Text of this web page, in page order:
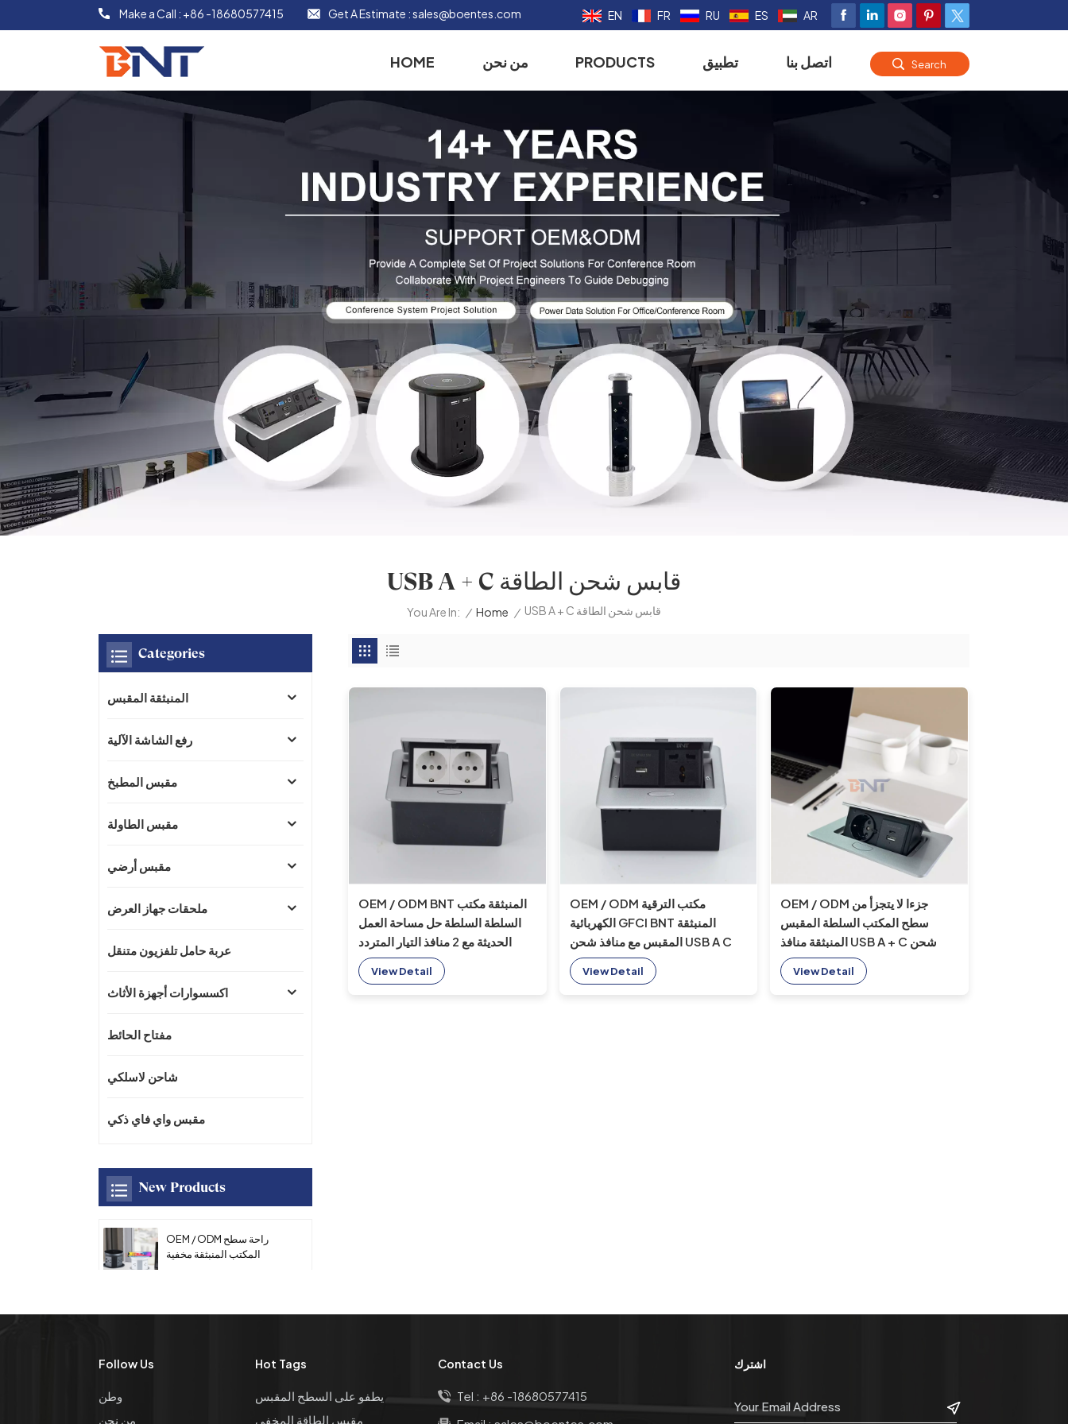
Make a Call : +86 -18680577415 Get A Estimate :sales@boentes.com EN FR RU ES AR
HOME من نحن PRODUCTS تطبيق اتصل بنا Search
USB A + C قابس شحن الطاقة
You Are In: / Home / USB A + C قابس شحن الطاقة
OEM / ODM BNT المنبثقة مكتب
السلطة السلطة حل مساحة العمل
الحديثة مع 2 منافذ التيار المتردد
جزءا لا يتجزأ من تصميم منضدية
View Detail
OEM / ODM مكتب الترقية
الكهربائية GFCI BNT المنبثقة
المقبس مع منافذ شحن USB A C
View Detail
OEM / ODM جزءا لا يتجزأ من
سطح المكتب السلطة المقبس
المنبثقة منافذ USB A + C شحن
الطاقة المكونات مناسبة لطاولة
المكتب
View Detail
Categories
المنبثقة المقبس
رفع الشاشة الآلية
مقبس المطبخ
مقبس الطاولة
مقبس أرضي
ملحقات جهاز العرض
عربة حامل تلفزيون متنقل
اكسسوارات أجهزة الأثاث
مفتاح الحائط
شاحن لاسلكي
مقبس واي فاي ذكي
New Products
OEM / ODM راحة سطح
المكتب المنبثقة مخفية
للمكتب
الوظائف المنبثقة طاولة
Follow Us
وطن
من نحن
Hot Tags
يطفو على السطح المقبس
مقبس الطاقة المخفي
Contact Us
Tel : +86 -18680577415
اشترك